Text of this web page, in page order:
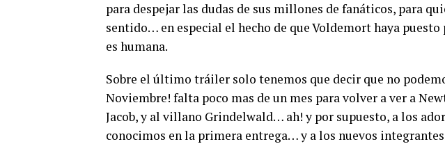
para despejar las dudas de sus millones de fanáticos, para
sentido… en especial el hecho de que Voldemort haya puesto
es humana.
Sobre el último tráiler solo tenemos que decir que no
Noviembre! falta poco mas de un mes para volver a ver a
Jacob, y al villano Grindelwald… ah! y por supuesto, a los
conocimos en la primera entrega… y a los nuevos